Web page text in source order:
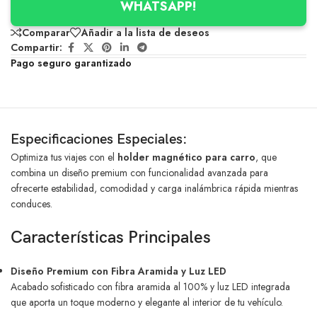
WHATSAPP!
Comparar
Añadir a la lista de deseos
Compartir:
Pago seguro garantizado
Especificaciones Especiales:
Optimiza tus viajes con el holder magnético para carro, que
combina un diseño premium con funcionalidad avanzada para
ofrecerte estabilidad, comodidad y carga inalámbrica rápida mientras
conduces.
Características Principales
Diseño Premium con Fibra Aramida y Luz LED
Acabado sofisticado con fibra aramida al 100% y luz LED integrada
que aporta un toque moderno y elegante al interior de tu vehículo.